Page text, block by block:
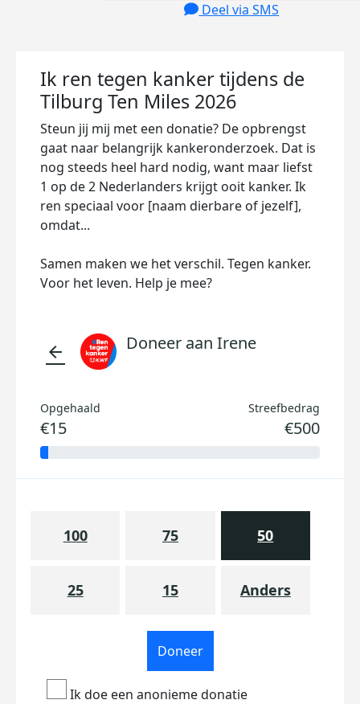
Deel via SMS
Ik ren tegen kanker tijdens de
Tilburg Ten Miles 2026
Steun jij mij met een donatie? De opbrengst
gaat naar belangrijk kankeronderzoek. Dat is
nog steeds heel hard nodig, want maar liefst
1 op de 2 Nederlanders krijgt ooit kanker. Ik
ren speciaal voor [naam dierbare of jezelf],
omdat...
Samen maken we het verschil. Tegen kanker.
Voor het leven. Help je mee?
arrow_back Doneer aan Irene
Opgehaald
€15
Streefbedrag
€500
100 75 50
25 15 Anders
Doneer
Ik doe een anonieme donatie